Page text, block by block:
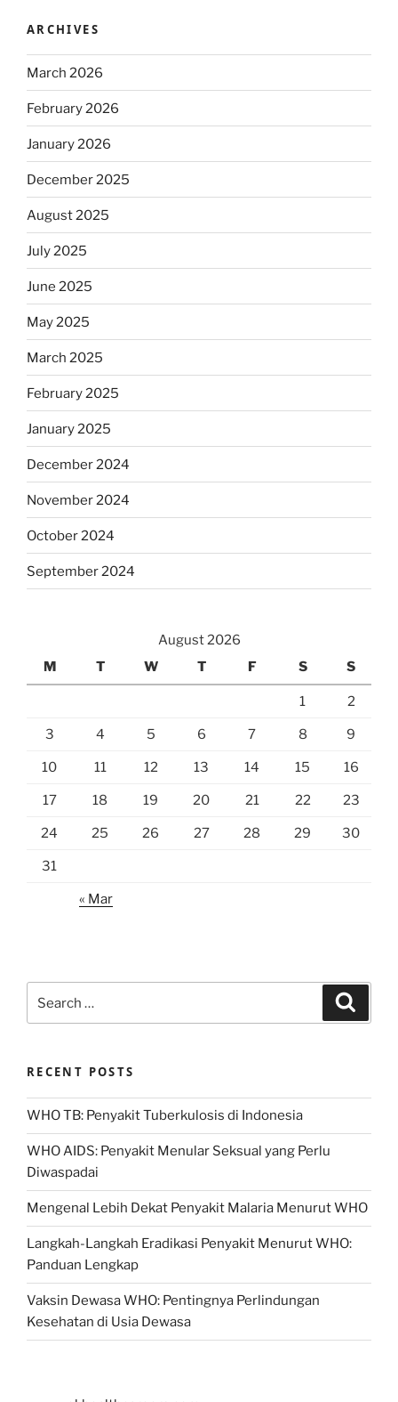
ARCHIVES
March 2026
February 2026
January 2026
December 2025
August 2025
July 2025
June 2025
May 2025
March 2025
February 2025
January 2025
December 2024
November 2024
October 2024
September 2024
August 2026
M
T W T F S S
1 2
3 4 5 6 7 8 9
10 11 12 13 14 15 16
17 18 19 20 21 22 23
24 25 26 27 28 29 30
31
« Mar
for:
RECENT POSTS
WHO TB: Penyakit Tuberkulosis di Indonesia
WHO AIDS: Penyakit Menular Seksual yang Perlu
Diwaspadai
Mengenal Lebih Dekat Penyakit Malaria Menurut WHO
Langkah-Langkah Eradikasi Penyakit Menurut WHO:
Panduan Lengkap
Vaksin Dewasa WHO: Pentingnya Perlindungan
Kesehatan di Usia Dewasa